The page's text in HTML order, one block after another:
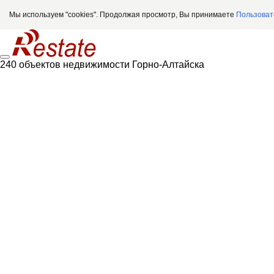
Мы используем "cookies". Продолжая просмотр, Вы принимаете
240 объектов недвижимости Горно-Алтайска